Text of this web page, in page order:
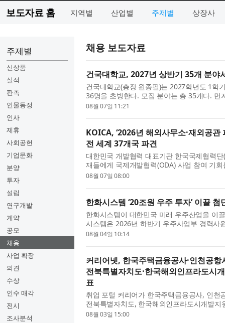
보도자료 홈 지역별 산업별 주제별 상장사
주제별
신상품
실적
판촉
인물동정
인사
제휴
사회공헌
기업문화
분양
투자
설립
연구개발
계약
공모
채용
사업 확장
의견
수상
인수 매각
전시
조사분석
채용 보도자료
건국대학교, 2027년 상반기 35개 분야
건국대학교(총장 원종필)는 2027학년도 1학
36명을 초빙한다. 모집 분야는 총 35개다.
공지능커뮤니케이션/저널리즘 분야 신임 교
08월 07일 11:21
KOICA, ‘2026년 해외사무소·재외공
전 세계 37개국 파견
대한민국 개발협력 대표기관 한국국제협력
재들에게 국제개발협력(ODA) 사업 참여 기
을 양성하기 위해 ‘2026년 KOICA 해외사무
08월 07일 08:00
한화시스템 ‘20조원 우주 투자’ 이끌
한화시스템이 대한민국 미래 우주산업을 이
시스템은 2026년 하반기 우주사업부 경력사
규모’로 진행되는 이번 채용은 최근 한화그
08월 04일 10:14
커리어넷, 한국주택금융공사·인천공항
전북특별자치도·한국해외인프라도시
표
취업 포털 커리어가 한국주택금융공사, 인
전북특별자치도, 한국해외인프라도시개발
다. 한국주택금융공사에서 2026년도 신입직
08월 03일 15:00